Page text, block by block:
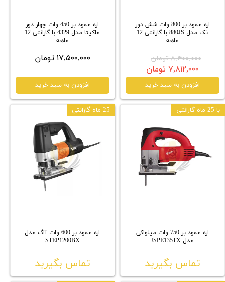
اره عمود بر 800 وات شش دور
نک مدل 880JS با گارانتی 12
ماهه
۸,۴۰۰,۰۰۰ تومان
۷,۸۱۲,۰۰۰ تومان
افزودن به سبد خرید
اره عمود بر 450 وات چهار دور
ماکیتا مدل 4329 با گارانتی 12
ماهه
۱۷,۵۰۰,۰۰۰ تومان
افزودن به سبد خرید
اره عمود بر 750 وات میلواکی
مدل JSPE135TX
تماس بگیرید
با 25 ماه گارانتی
اره عمود بر 600 وات آاگ مدل
STEP1200BX
تماس بگیرید
25 ماه گارانتی